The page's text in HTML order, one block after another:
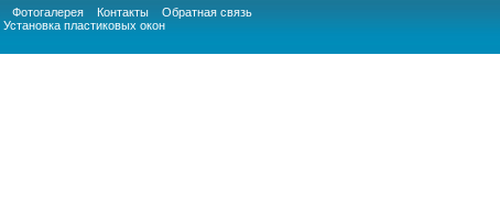
Фотогалерея Контакты
Обратная связь
Установка пластиковых окон